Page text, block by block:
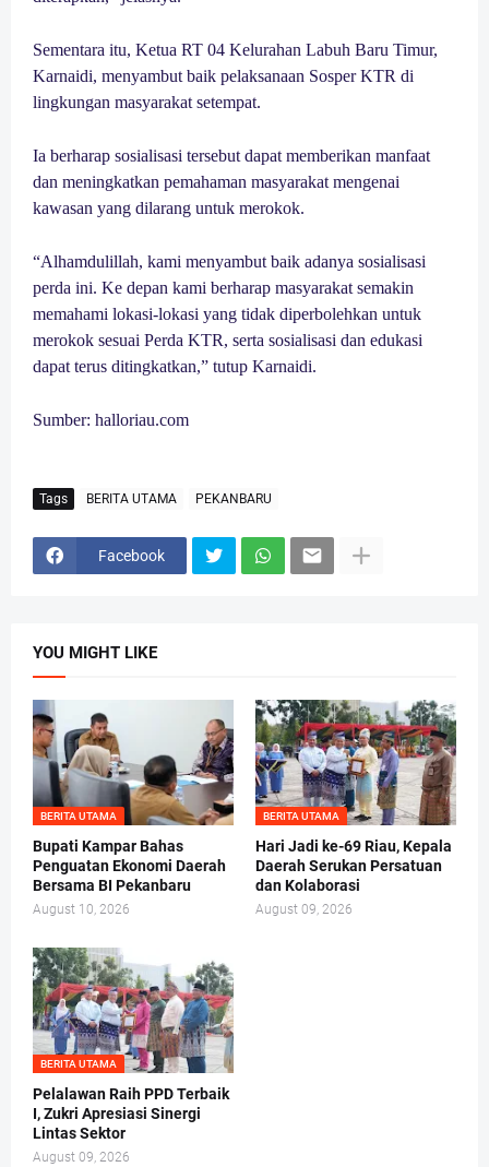
Sementara itu, Ketua RT 04 Kelurahan Labuh Baru Timur,
Karnaidi, menyambut baik pelaksanaan Sosper KTR di
lingkungan masyarakat setempat.
Ia berharap sosialisasi tersebut dapat memberikan manfaat
dan meningkatkan pemahaman masyarakat mengenai
kawasan yang dilarang untuk merokok.
“Alhamdulillah, kami menyambut baik adanya sosialisasi
perda ini. Ke depan kami berharap masyarakat semakin
memahami lokasi-lokasi yang tidak diperbolehkan untuk
merokok sesuai Perda KTR, serta sosialisasi dan edukasi
dapat terus ditingkatkan,” tutup Karnaidi.
Sumber: halloriau.com
Tags BERITA UTAMA PEKANBARU
Facebook
YOU MIGHT LIKE
BERITA UTAMA
Bupati Kampar Bahas
Penguatan Ekonomi Daerah
Bersama BI Pekanbaru
August 10, 2026
BERITA UTAMA
Hari Jadi ke-69 Riau, Kepala
Daerah Serukan Persatuan
dan Kolaborasi
August 09, 2026
BERITA UTAMA
Pelalawan Raih PPD Terbaik
I, Zukri Apresiasi Sinergi
Lintas Sektor
August 09, 2026